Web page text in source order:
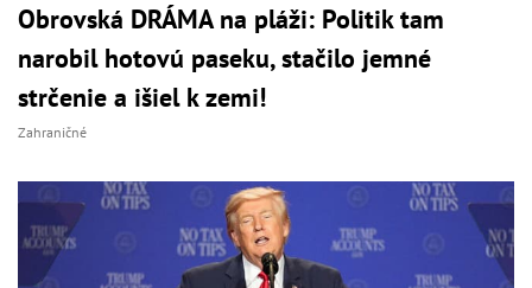
Obrovská DRÁMA na pláži: Politik tam
narobil hotovú paseku, stačilo jemné
strčenie a išiel k zemi!
Zahraničné